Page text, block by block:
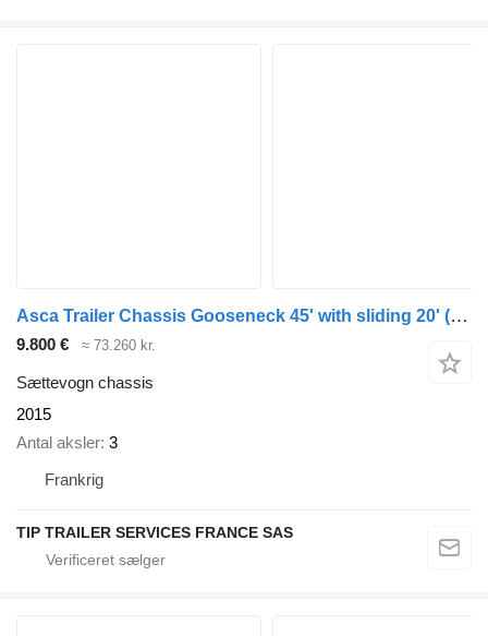
Asca Trailer Chassis Gooseneck 45' with sliding 20' (664809)
9.800 €
≈ 73.260 kr.
Sættevogn chassis
2015
Antal aksler 3
Frankrig
TIP TRAILER SERVICES FRANCE SAS